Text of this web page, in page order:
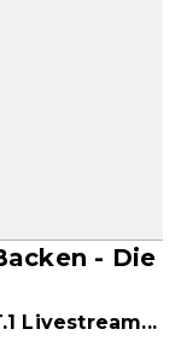
- Die
Livestream...